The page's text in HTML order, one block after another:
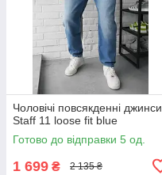
Чоловічі повсякденні джинси
Staff 11 loose fit blue
Готово до відправки 5 од.
1 699 ₴ 2 135 ₴